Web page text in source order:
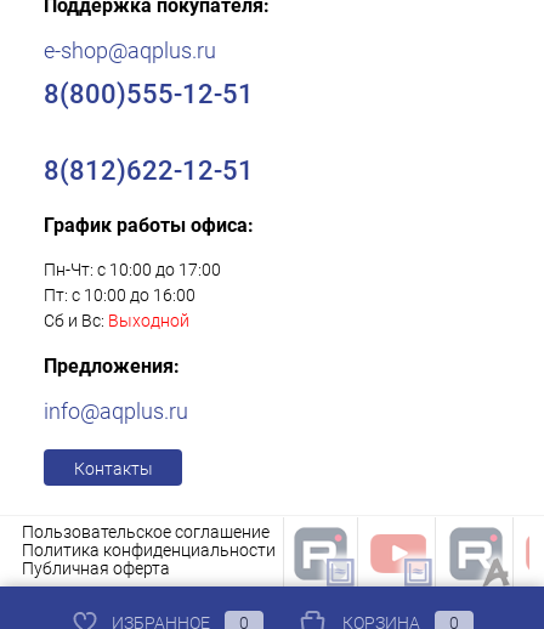
Поддержка покупателя:
e-shop@aqplus.ru
8(800)555-12-51
8(812)622-12-51
График работы офиса:
Пн-Чт: с 10:00 до 17:00
Пт: с 10:00 до 16:00
Сб и Вс: Выходной
Предложения:
info@aqplus.ru
Контакты
Пользовательское соглашение
Политика конфиденциальности
Публичная оферта
ИЗБРАННОЕ 0 КОРЗИНА 0